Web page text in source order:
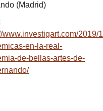
(Madrid)
www.investigart.com/2019/
en-la-real-
de-bellas-artes-de-